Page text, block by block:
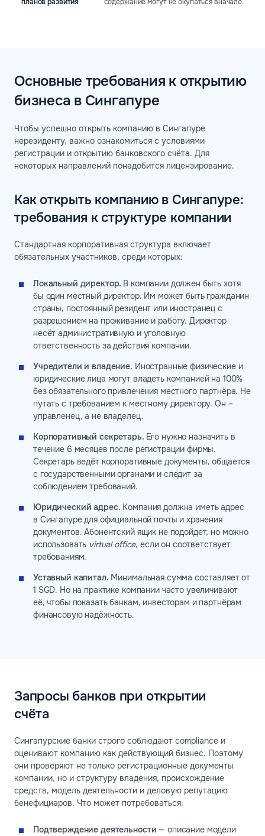
Основные требования к открытию
бизнеса в Сингапуре
Чтобы успешно открыть компанию в Сингапуре
нерезиденту, важно ознакомиться с условиями
регистрации и открытию банковского счёта. Для
некоторых направлений понадобится лицензирование.
Как открыть компанию в Сингапуре:
требования к структуре компании
Стандартная корпоративная структура включает
обязательных участников, среди которых:
Локальный директор. В компании должен быть хотя
бы один местный директор. Им может быть гражданин
страны, постоянный резидент или иностранец с
разрешением на проживание и работу. Директор
несёт административную и уголовную
ответственность за действия компании.
Учредители и владение. Иностранные физические и
юридические лица могут владеть компанией на 100%
без обязательного привлечения местного партнёра. Не
путать с требованием к местному директору. Он –
управленец, а не владелец.
Корпоративный секретарь. Его нужно назначить в
течение 6 месяцев после регистрации фирмы.
Секретарь ведёт корпоративные документы, общается
с государственными органами и следит за
соблюдением требований.
Юридический адрес. Компания должна иметь адрес
в Сингапуре для официальной почты и хранения
документов. Абонентский ящик не подойдет, но можно
использовать virtual office, если он соответствует
требованиям.
Уставный капитал. Минимальная сумма составляет от
1 SGD. Но на практике компании часто увеличивают
её, чтобы показать банкам, инвесторам и партнёрам
финансовую надёжность.
Запросы банков при открытии
счёта
Сингапурские банки строго соблюдают compliance и
оценивают компанию как действующий бизнес. Поэтому
они проверяют не только регистрационные документы
компании, но и структуру владения, происхождение
средств, модель деятельности и деловую репутацию
бенефициаров. Что может потребоваться:
Подтверждение деятельности — описание модели